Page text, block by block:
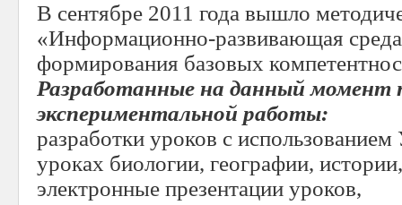
В сентябре 2011 года вышло
«Информационно-развивающая среда
формирования базовых
Разработанные на данный
экспериментальной работы:
разработки уроков с
уроках биологии, географии,
электронные презентации уроков,